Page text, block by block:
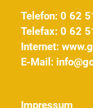
Telefon: 0 62
Telefax: 0 62
Internet:
E-Mail:
Impressum